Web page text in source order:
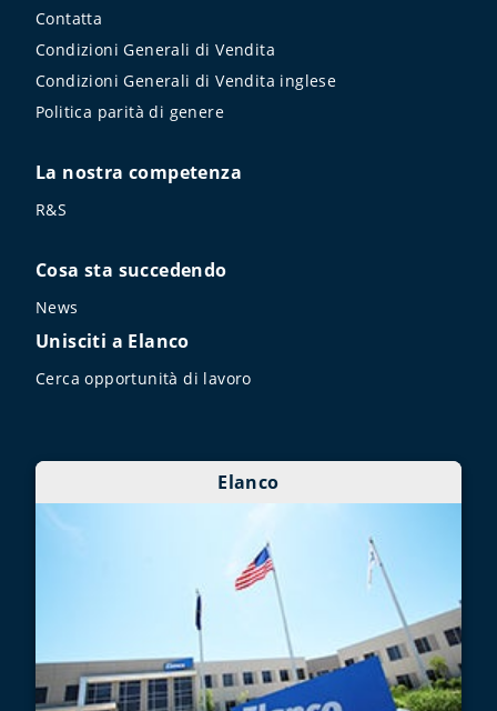
Contatta
Condizioni Generali di Vendita
Condizioni Generali di Vendita inglese
Politica parità di genere
La nostra competenza
R&S
Cosa sta succedendo
News
Unisciti a Elanco
Cerca opportunità di lavoro
Elanco